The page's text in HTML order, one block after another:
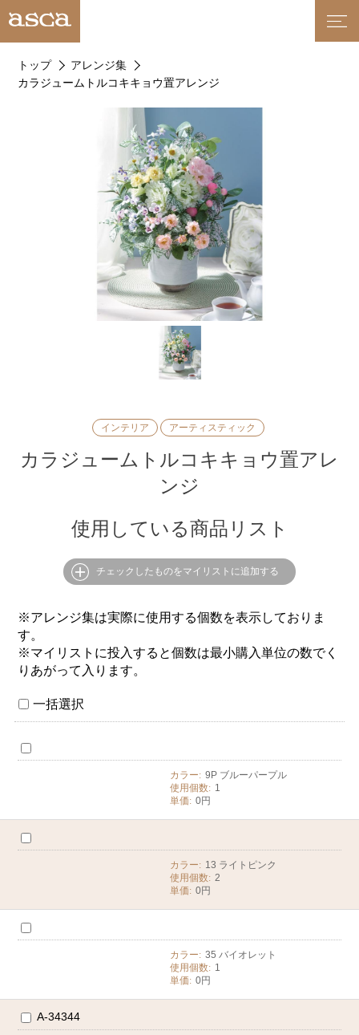
トップ
アレンジ集
カラジュームトルコキキョウ置アレンジ
インテリア アーティスティック
カラジュームトルコキキョウ置アレ
ンジ
使用している商品リスト
チェックしたものをマイリストに追加する
※アレンジ集は実際に使用する個数を表示しておりま
す。
※マイリストに投入すると個数は最小購入単位の数でく
りあがって入ります。
一括選択
カラー: 9P ブルーパープル
使用個数: 1
単価: 0円
カラー: 13 ライトピンク
使用個数: 2
単価: 0円
カラー: 35 バイオレット
使用個数: 1
単価: 0円
A-34344